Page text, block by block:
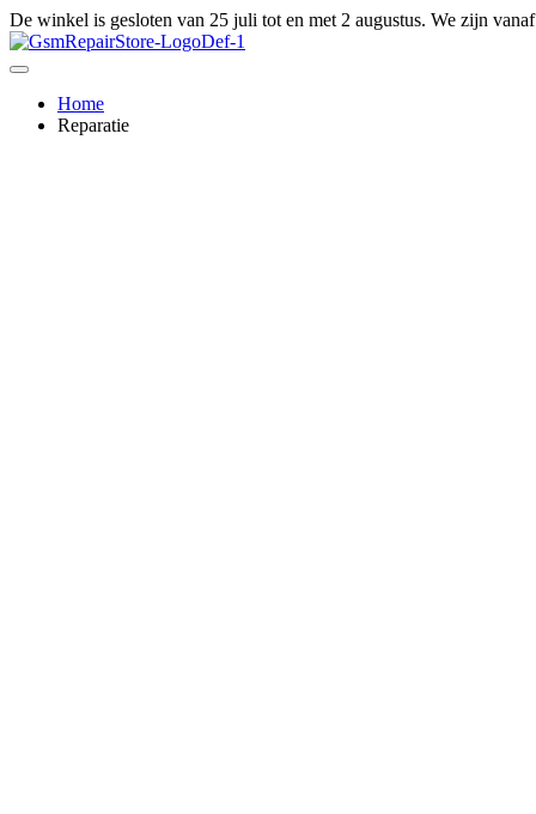
Ga
naar
de
De winkel is gesloten van 25 juli tot en met 2 augustus. We zijn
Home
Reparatie